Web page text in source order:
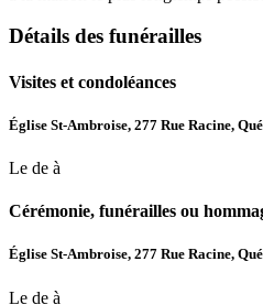
Détails des funérailles
Visites et condoléances
Église St-Ambroise, 277 Rue Racine,
Le de à
Cérémonie, funérailles ou
Église St-Ambroise, 277 Rue Racine,
Le de à